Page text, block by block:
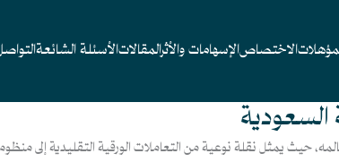
الاختصاصالإسهامات والأثرالمقالاتالأسئلة الشائعة
السعودية
حيث يمثل نقلة نوعية من التعاملات الورقية التقليدية إلى